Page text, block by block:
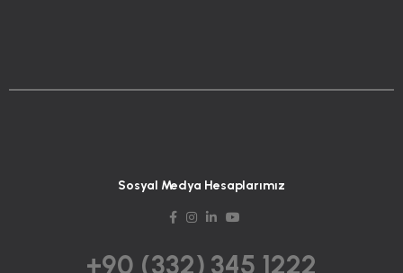
Sosyal Medya Hesaplarımız
+90 (332) 345 1222